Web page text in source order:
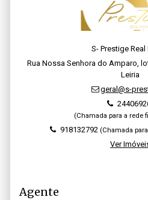
S- Prestige Real
Rua Nossa Senhora do Amparo,
Leiria
geral@s-
(Chamada para a rede
918132792(Chamada
Ver
Agente